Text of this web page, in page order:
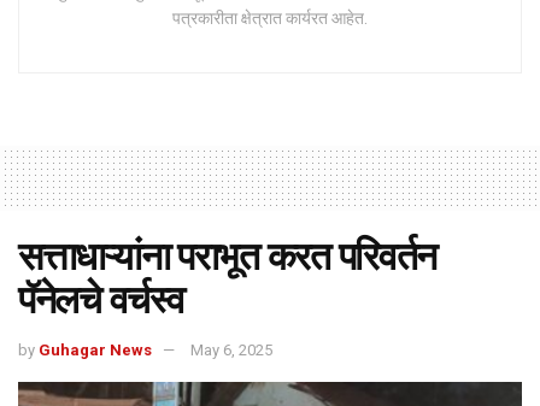
पत्रकारीता क्षेत्रात कार्यरत आहेत.
सत्ताधाऱ्यांना पराभूत करत परिवर्तन
पॅनेलचे वर्चस्व
by Guhagar News May 6, 2025